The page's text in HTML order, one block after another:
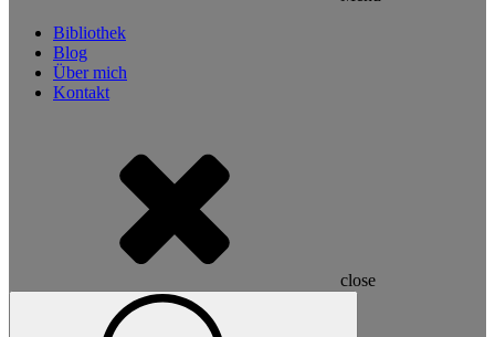
Bibliothek
Blog
Über mich
Kontakt
close